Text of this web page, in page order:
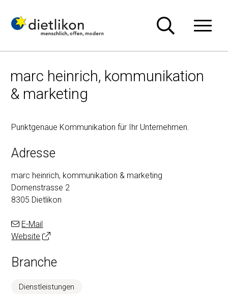
marc heinrich, kommunikation
& marketing
Punktgenaue Kommunikation für Ihr Unternehmen.
Adresse
marc heinrich, kommunikation & marketing
Dornenstrasse 2
8305 Dietlikon
E-Mail
Website
Branche
Dienstleistungen